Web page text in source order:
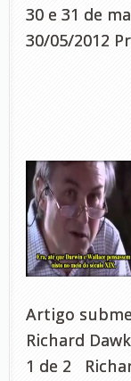
30 e 31 de
30/05/2012
Artigo
Richard
1 de 2